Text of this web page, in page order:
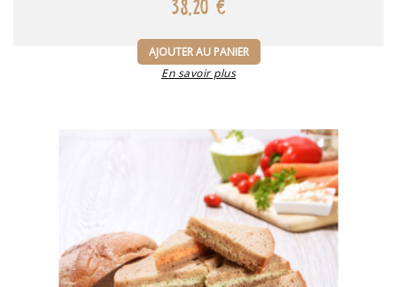
38,20 €
AJOUTER AU PANIER
En savoir plus